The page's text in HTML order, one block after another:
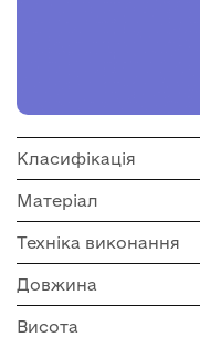
Класифікація
Матеріал
Техніка виконання
Довжина
Висота